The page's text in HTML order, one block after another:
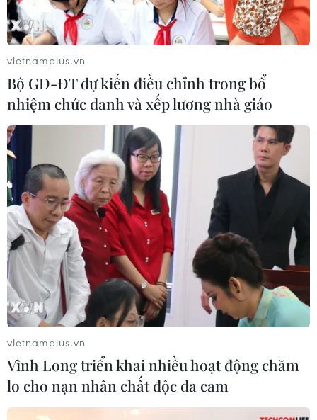
Sáng nay (19/8), Ban tổ chức cuộc thi ảnh đã tiến hành trao 1
giải Nhất, 2 giải Nhì, 3 giải Ba và 5 giải Khuyến
khích. (Ảnh: NSNA VN)
vietnamplus.vn
Bộ GD-ĐT dự kiến điều chỉnh trong bổ
nhiệm chức danh và xếp lương nhà giáo
vietnamplus.vn
Vĩnh Long triển khai nhiều hoạt động chăm
lo cho nạn nhân chất độc da cam